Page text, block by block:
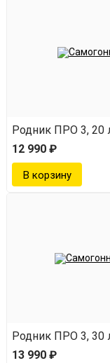
Родник ПРО 3, 20
12 990 ₽
Родник ПРО 3, 30
13 990 ₽